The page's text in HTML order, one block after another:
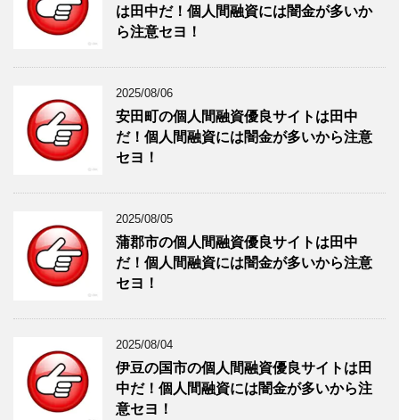
は田中だ！個人間融資には闇金が多いか
ら注意セヨ！
2025/08/06
安田町の個人間融資優良サイトは田中
だ！個人間融資には闇金が多いから注意
セヨ！
2025/08/05
蒲郡市の個人間融資優良サイトは田中
だ！個人間融資には闇金が多いから注意
セヨ！
2025/08/04
伊豆の国市の個人間融資優良サイトは田
中だ！個人間融資には闇金が多いから注
意セヨ！